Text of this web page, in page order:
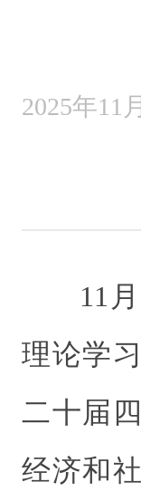
2025年11
11
理论学
二十届
经济和